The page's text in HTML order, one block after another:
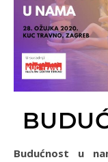
Budućnost u